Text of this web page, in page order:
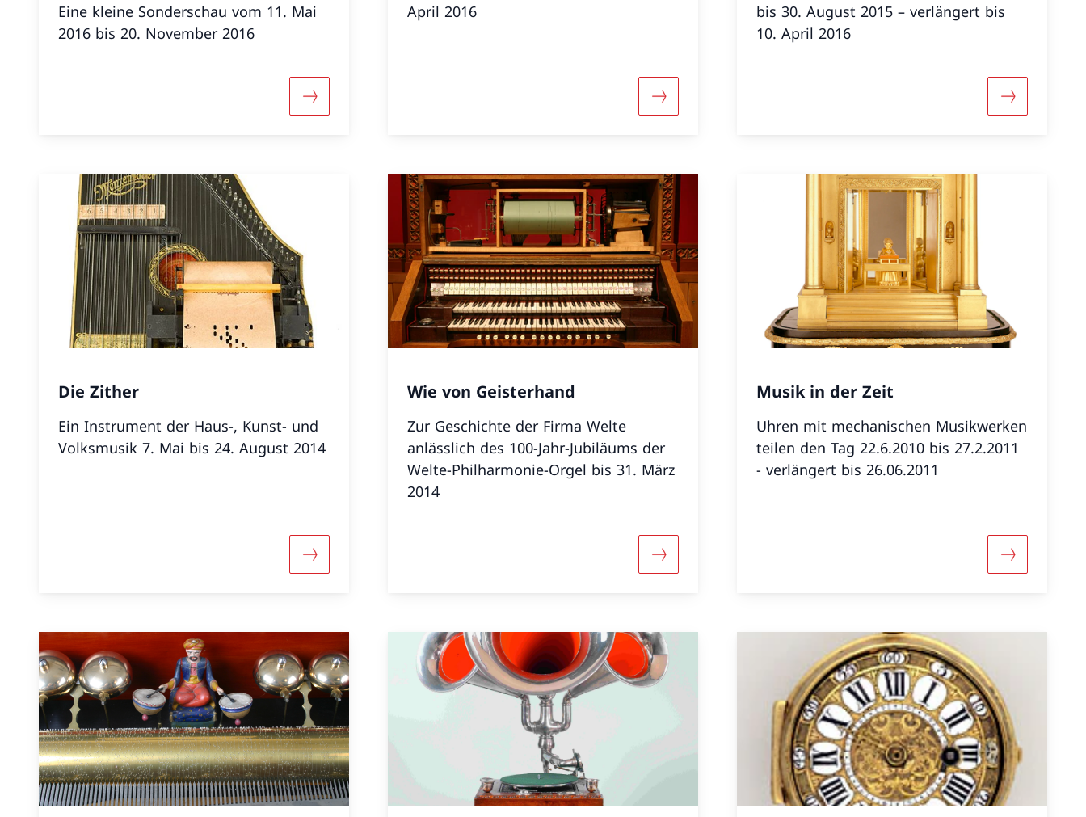
Eine kleine Sonderschau vom 11. Mai
2016 bis 20. November 2016
Mehr über «Der letzte Romantiker? Max Reger und die Welte-Philharmonie-Orgel»
April 2016
Mehr über «Charlie und Freunde – eine Hommage an Franz
bis 30. August 2015 – verlängert bis
10. April 2016
Mehr über
Die Zither
Ein Instrument der Haus-, Kunst- und
Volksmusik 7. Mai bis 24. August 2014
Mehr über «Die Zither»
Wie von Geisterhand
Zur Geschichte der Firma Welte
anlässlich des 100-Jahr-Jubiläums der
Welte-Philharmonie-Orgel bis 31. März
2014
Mehr über «Wie von Geisterhand»
Musik in der Zeit
Uhren mit mechanischen Musikwerken
teilen den Tag 22.6.2010 bis 27.2.2011
- verlängert bis 26.06.2011
Mehr über